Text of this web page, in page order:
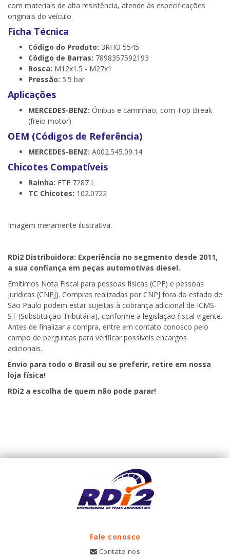
com materiais de alta resistência, atende às especificações
originais do veículo.
Ficha Técnica
Código do Produto: 3RHO 5545
Código de Barras: 7898357592193
Rosca: M12x1.5 - M27x1
Pressão: 5.5 bar
Aplicações
MERCEDES-BENZ: Ônibus e caminhão, com Top Break
(freio motor)
OEM (Códigos de Referência)
MERCEDES-BENZ: A002.545.09.14
Chicotes Compatíveis
Rainha: ETE 7287 L
TC Chicotes: 102.0722
Imagem meramente ilustrativa.
RDi2 Distribuidora: Experiência no segmento desde 2011,
a sua confiança em peças automotivas diesel.
Emitimos Nota Fiscal para pessoas físicas (CPF) e pessoas
jurídicas (CNPJ). Compras realizadas por CNPJ fora do estado de
São Paulo podem estar sujeitas à cobrança adicional de ICMS-
ST (Substituição Tributária), conforme a legislação fiscal vigente.
Antes de finalizar a compra, entre em contato conosco pelo
campo de perguntas para verificar possíveis encargos
adicionais.
Envio para todo o Brasil ou se preferir, retire em nossa
loja física!
RDi2 a escolha de quem não pode parar!
Fale conosco
Contate-nos